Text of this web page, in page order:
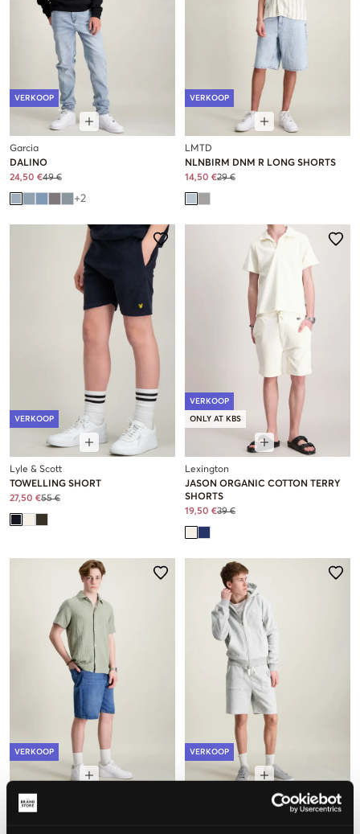
VERKOOP
Garcia
DALINO
24,50 €49 €
+2
VERKOOP
LMTD
NLNBIRM DNM R LONG SHORTS
14,50 €29 €
VERKOOP
Lyle & Scott
TOWELLING SHORT
27,50 €55 €
VERKOOP
ONLY AT KBS
Lexington
JASON ORGANIC COTTON TERRY
SHORTS
19,50 €39 €
VERKOOP
ONLY & SONS JUNIOR
VERKOOP